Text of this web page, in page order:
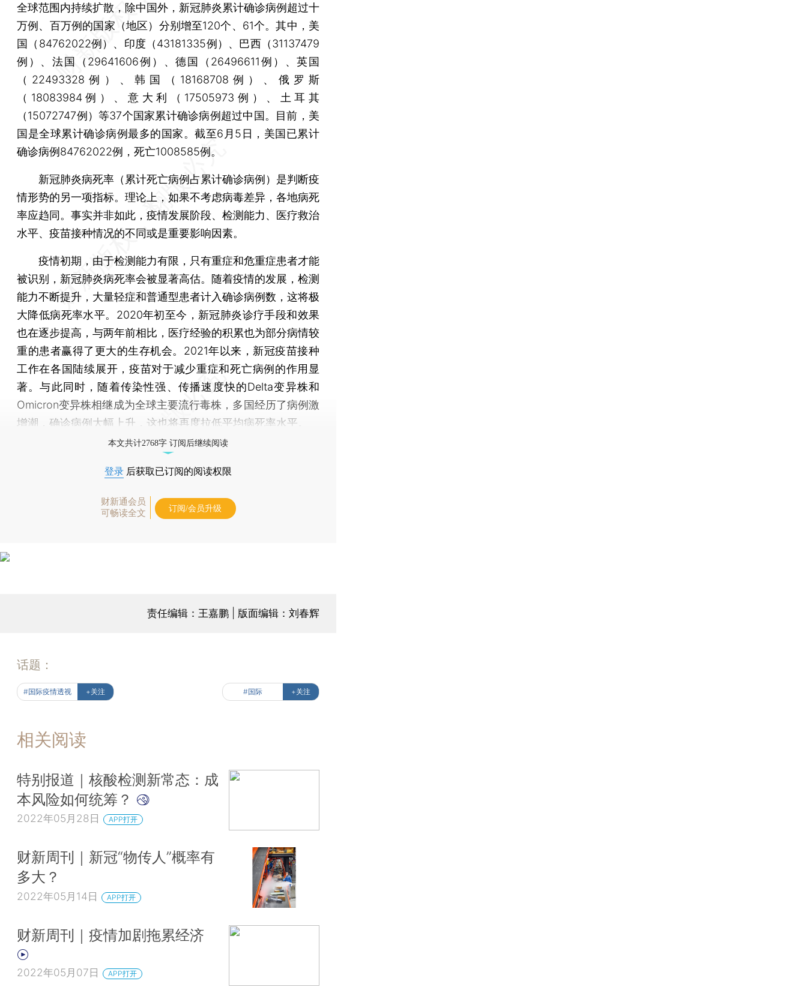
全球范围内持续扩散，除中国外，新冠肺炎累计确诊病例超过十
万例、百万例的国家（地区）分别增至120个、61个。其中，美
国（84762022例）、印度（43181335例）、巴西（31137479
例）、法国（29641606例）、德国（26496611例）、英国
（22493328例）、韩国（18168708例）、俄罗斯
（18083984例）、意大利（17505973例）、土耳其
（15072747例）等37个国家累计确诊病例超过中国。目前，美
国是全球累计确诊病例最多的国家。截至6月5日，美国已累计
确诊病例84762022例，死亡1008585例。
新冠肺炎病死率（累计死亡病例占累计确诊病例）是判断疫
情形势的另一项指标。理论上，如果不考虑病毒差异，各地病死
率应趋同。事实并非如此，疫情发展阶段、检测能力、医疗救治
水平、疫苗接种情况的不同或是重要影响因素。
疫情初期，由于检测能力有限，只有重症和危重症患者才能
被识别，新冠肺炎病死率会被显著高估。随着疫情的发展，检测
能力不断提升，大量轻症和普通型患者计入确诊病例数，这将极
大降低病死率水平。2020年初至今，新冠肺炎诊疗手段和效果
也在逐步提高，与两年前相比，医疗经验的积累也为部分病情较
重的患者赢得了更大的生存机会。2021年以来，新冠疫苗接种
工作在各国陆续展开，疫苗对于减少重症和死亡病例的作用显
著。与此同时，随着传染性强、传播速度快的Delta变异株和
Omicron变异株相继成为全球主要流行毒株，多国经历了病例激
增潮，确诊病例大幅上升，这也将再度拉低平均病死率水平。
本文共计2768字 订阅后继续阅读
登录 后获取已订阅的阅读权限
财新通会员
可畅读全文
订阅/会员升级
责任编辑：王嘉鹏 | 版面编辑：刘春辉
话题：
#国际疫情透视 +关注 #国际 +关注
相关阅读
特别报道｜核酸检测新常态：成
本风险如何统筹？
2022年05月28日 APP打开
财新周刊｜新冠“物传人”概率有
多大？
2022年05月14日 APP打开
财新周刊｜疫情加剧拖累经济
2022年05月07日 APP打开